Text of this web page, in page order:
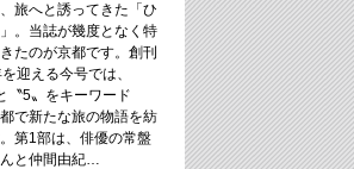
旅へと誘ってきた「ひ
。当誌が幾度となく特
たのが京都です。創刊
迎える今号では、
〝5〟をキーワード
で新たな旅の物語を紡
第1部は、俳優の常盤
と仲間由紀…